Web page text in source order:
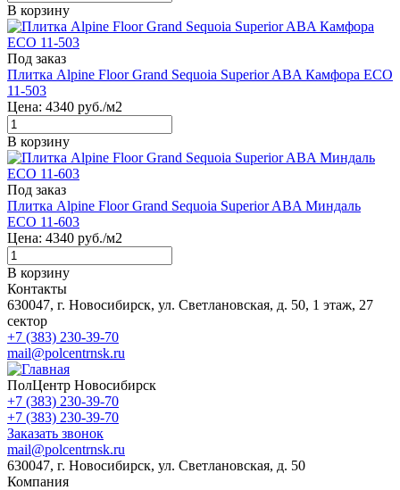
В корзину
Под заказ
Плитка Alpine Floor Grand Sequoia Superior ABA Камфора ECO
11-503
Цена: 4340 руб./м2
В корзину
Под заказ
Плитка Alpine Floor Grand Sequoia Superior ABA Миндаль
ECO 11-603
Цена: 4340 руб./м2
В корзину
Контакты
630047, г. Новосибирск, ул. Светлановская, д. 50, 1 этаж, 27
сектор
+7 (383) 230-39-70
mail@polcentrnsk.ru
ПолЦентр Новосибирск
+7 (383) 230-39-70
+7 (383) 230-39-70
Заказать звонок
mail@polcentrnsk.ru
630047, г. Новосибирск, ул. Светлановская, д. 50
Компания